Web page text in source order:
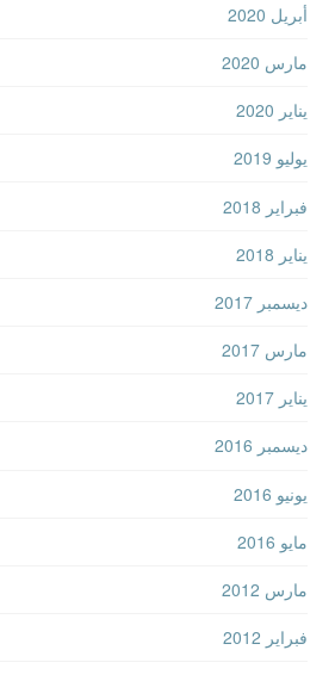
أبريل 2020
مارس 2020
يناير 2020
يوليو 2019
فبراير 2018
يناير 2018
ديسمبر 2017
مارس 2017
يناير 2017
ديسمبر 2016
يونيو 2016
مايو 2016
مارس 2012
فبراير 2012